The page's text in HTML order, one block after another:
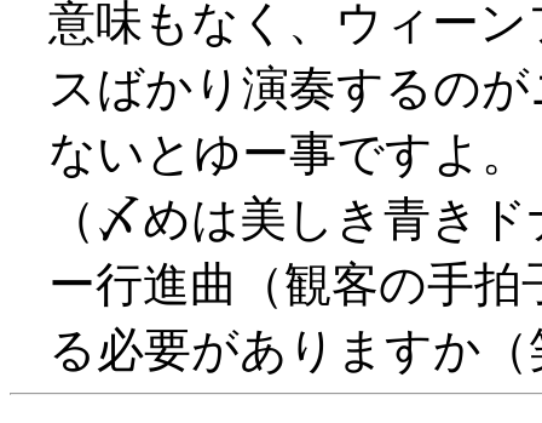
意味もなく、ウィー
スばかり演奏するの
ないとゆー事ですよ。
（〆めは美しき青き
ー行進曲（観客の手
る必要がありますか（